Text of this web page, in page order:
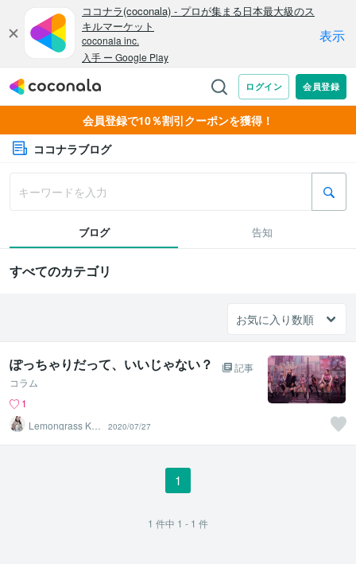
会員登録で10％割引クーポンを獲得！
ココナラブログ
ブログ 告知
すべてのカテゴリ
ぽっちゃりだって、いいじゃない？
記事
コラム
1
Lemongrass KIY
2020/07/27
1
1 件中 1 - 1 件